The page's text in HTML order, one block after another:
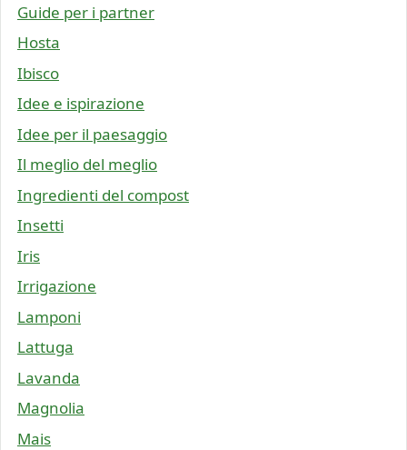
Guide per i partner
Hosta
Ibisco
Idee e ispirazione
Idee per il paesaggio
Il meglio del meglio
Ingredienti del compost
Insetti
Iris
Irrigazione
Lamponi
Lattuga
Lavanda
Magnolia
Mais